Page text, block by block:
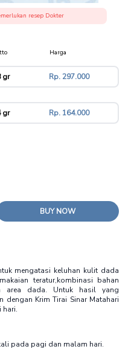
resep Dokter
Harga
gr Rp. 297.000
gr Rp. 164.000
BUY NOW
mengatasi keluhan kulit dada
teratur,kombinasi bahan
area dada. Untuk hasil yang
Krim Tirai Sinar Matahari
hari.
pada pagi dan malam hari.